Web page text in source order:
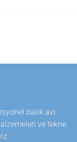
balık avı
ve tekne